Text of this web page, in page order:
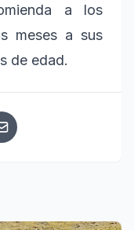
a los
meses a sus
de edad.